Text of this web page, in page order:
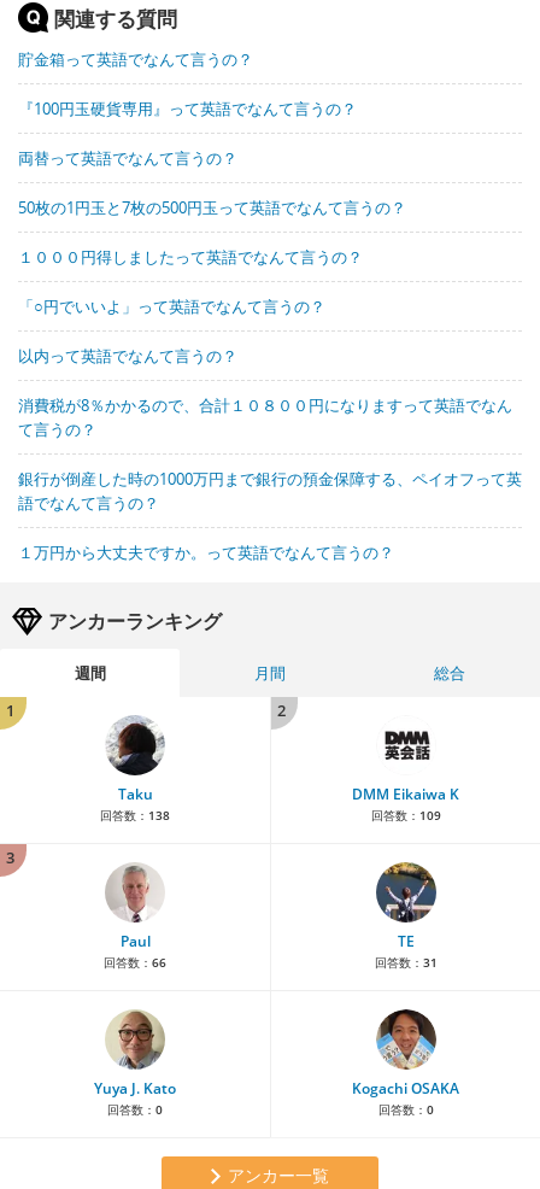
関連する質問
貯金箱って英語でなんて言うの？
『100円玉硬貨専用』って英語でなんて言うの？
両替って英語でなんて言うの？
50枚の1円玉と7枚の500円玉って英語でなんて言うの？
１０００円得しましたって英語でなんて言うの？
「○円でいいよ」って英語でなんて言うの？
以内って英語でなんて言うの？
消費税が8％かかるので、合計１０８００円になりますって英語でなん
て言うの？
銀行が倒産した時の1000万円まで銀行の預金保障する、ペイオフって英
語でなんて言うの？
１万円から大丈夫ですか。って英語でなんて言うの？
アンカーランキング
週間 月間
総合
1
Taku
回答数： 138
2
DMM Eikaiwa K
回答数： 109
3
Paul
回答数： 66
TE
回答数： 31
Yuya J. Kato
回答数： 0
Kogachi OSAKA
回答数： 0
アンカー一覧